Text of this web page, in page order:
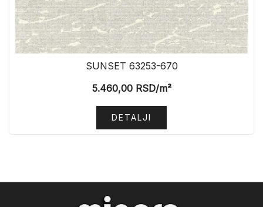
SUNSET 63253-670
5.460,00RSD/m²
DETALJI